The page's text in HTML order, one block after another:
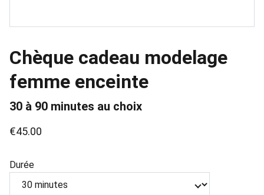
Chèque cadeau modelage
femme enceinte
30 à 90 minutes au choix
€45.00
Durée